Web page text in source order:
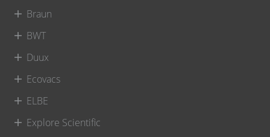
Braun
BWT
Duux
Ecovacs
ELBE
Explore Scientific